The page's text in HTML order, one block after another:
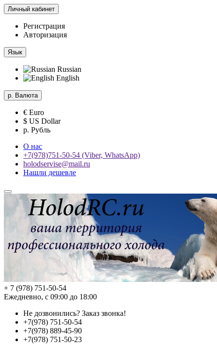
Личный кабинет
Регистрация
Авторизация
Язык
Russian
English
р. Валюта
€ Euro
$ US Dollar
р. Рубль
О нас
+7(978)751-50-54 (Viber, WhatsApp)
holodservise@mail.ru
Нашли дешевле
+ 7 (978) 751-50-54
Ежедневно, с 09:00 до 18:00
Не дозвонились? Заказ звонка!
+7(978) 751-50-54
+7(978) 889-45-90
+7(978) 751-50-23